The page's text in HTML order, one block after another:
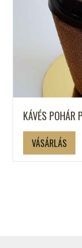
KÁVÉS POHÁR
VÁSÁRLÁS